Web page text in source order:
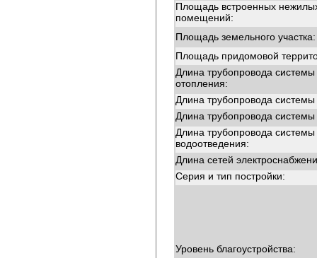
Площадь встроенных
помещений:
Площадь земельного участка:
Площадь придомовой
Длина трубопровода системы
отопления:
Длина трубопровода
Длина трубопровода
Длина трубопровода системы
водоотведения:
Длина сетей
Серия и тип постройки:
Уровень благоустройства: